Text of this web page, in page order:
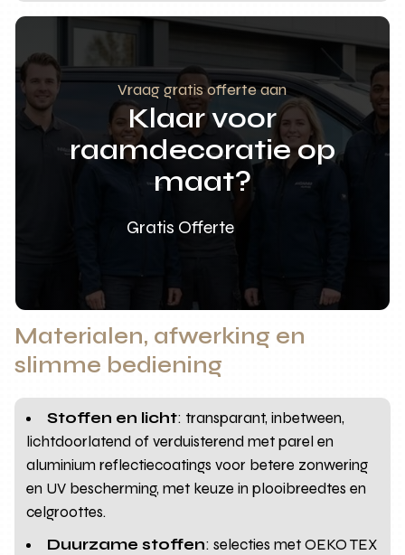
Vraag gratis offerte aan
Klaar voor
raamdecoratie op
maat?
Gratis Offerte
Materialen, afwerking en
slimme bediening
Stoffen en licht: transparant, inbetween,
lichtdoorlatend of verduisterend met parel en
aluminium reflectiecoatings voor betere zonwering
en UV bescherming, met keuze in plooibreedtes en
celgroottes.
Duurzame stoffen: selecties met OEKO TEX